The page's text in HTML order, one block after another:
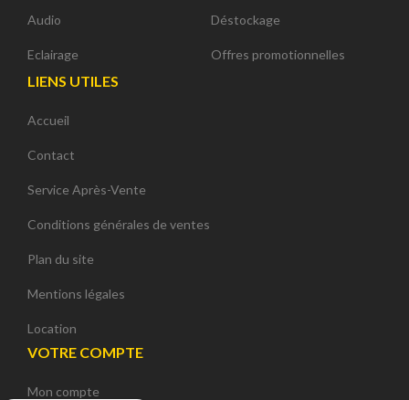
Audio
Eclairage
Déstockage
Offres promotionnelles
LIENS UTILES
Accueil
Contact
Service Après-Vente
Conditions générales de ventes
Plan du site
Mentions légales
Location
VOTRE COMPTE
Mon compte